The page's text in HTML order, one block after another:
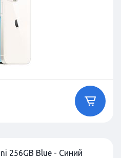
256GB Blue - Синий